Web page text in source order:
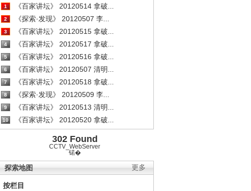
1 《百家讲坛》 20120514 拿破...
2 《探索·发现》 20120507 李...
3 《百家讲坛》 20120515 拿破...
4 《百家讲坛》 20120517 拿破...
5 《百家讲坛》 20120516 拿破...
6 《百家讲坛》 20120507 清明...
7 《百家讲坛》 20120518 拿破...
8 《探索·发现》 20120509 李...
9 《百家讲坛》 20120513 清明...
10 《百家讲坛》 20120520 拿破...
302 Found
CCTV_WebServer
锘�
更多
探索地图
按栏目